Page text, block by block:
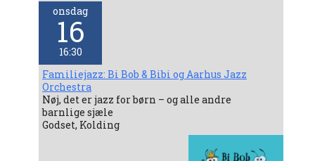
onsdag
16
16:30
Familiejazz: Bi Bob & Bibi og Aarhus Jazz
Orchestra
Nøj, det er jazz for børn – og alle andre
barnlige sjæle
Godset, Kolding